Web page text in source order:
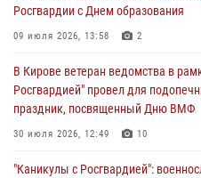
Директор Росгвардии Герой
поздравил специалистов
01 августа 2026, 07:05
В Кирове росгвардейцы
в хулиганстве
Росгвардии с Днем образования
09 июля 2026, 13:58 2
В Кирове ветеран ведомства в
Росгвардией" провел для
праздник, посвященный Дню ВМФ
30 июля 2026, 12:49 10
"Каникулы с Росгвардией":